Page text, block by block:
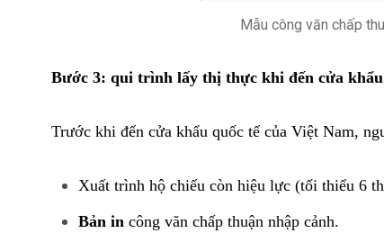
Mẫu công văn chấp
Bước 3: qui trình lấy thị thực khi đến cửa
Trước khi đến cửa khẩu quốc tế của Việt Nam,
Xuất trình hộ chiếu còn hiệu lực (tối thiểu 6
Bản in công văn chấp thuận nhập cảnh.